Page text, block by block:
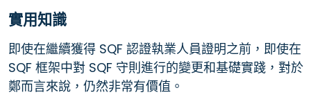
實用知識
即使在繼續獲得 SQF 認證執業人員證明之前，即使在
SQF 框架中對 SQF 守則進行的變更和基礎實踐，對於
鄭而言來說，仍然非常有價值。